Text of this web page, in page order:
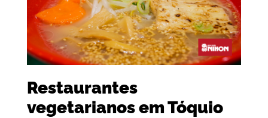
Restaurantes
vegetarianos em Tóquio